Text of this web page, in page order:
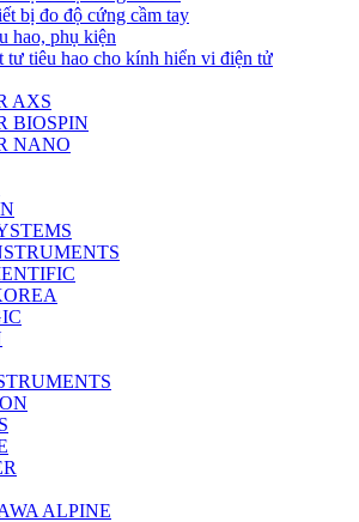
bị đo độ cứng cầm tay
hao, phụ kiện
tư tiêu hao cho kính hiển vi điện tử
AXS
BIOSPIN
NANO
ALPINE